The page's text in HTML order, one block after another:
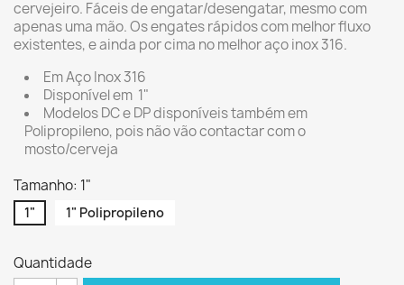
cervejeiro. Fáceis de engatar/desengatar, mesmo com
apenas uma mão. Os engates rápidos com melhor fluxo
existentes, e ainda por cima no melhor aço inox 316.
Em Aço Inox 316
Disponível em 1"
Modelos DC e DP disponíveis também em
Polipropileno, pois não vão contactar com o
mosto/cerveja
Tamanho: 1"
1" 1" Polipropileno
Quantidade